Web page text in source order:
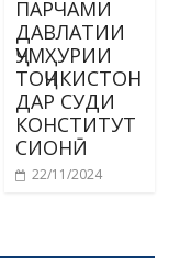
ПАРЧАМИ
ДАВЛАТИИ
ҶУМҲУРИИ
ТОҶИКИСТОН
ДАР СУДИ
КОНСТИТУТ
СИОНӢ
22/11/2024